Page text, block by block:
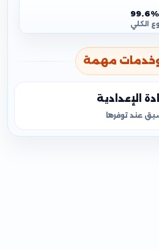
99.6%
الكلي
وخدمات مهمة
الإعدادية
عند توفرها